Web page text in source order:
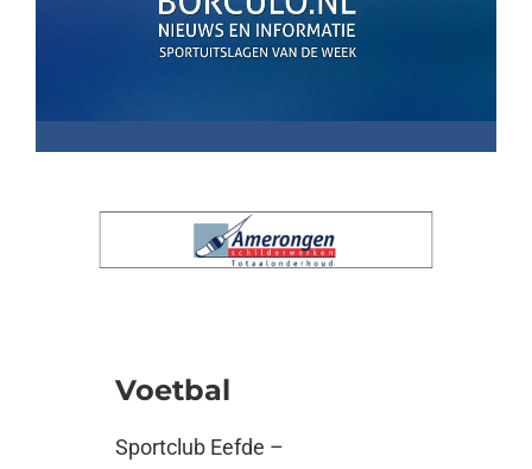
Voetbal
Sportclub Eefde –